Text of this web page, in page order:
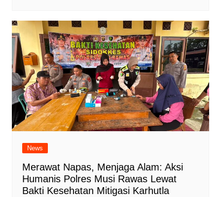
News
Merawat Napas, Menjaga Alam: Aksi
Humanis Polres Musi Rawas Lewat
Bakti Kesehatan Mitigasi Karhutla